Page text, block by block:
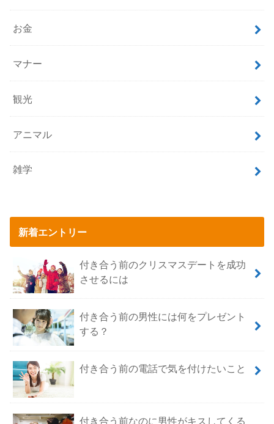
お金
マナー
観光
アニマル
雑学
新着エントリー
付き合う前のクリスマスデートを成功
させるには
付き合う前の男性には何をプレゼント
する？
付き合う前の電話で気を付けたいこと
付き合う前なのに男性がキスしてくる